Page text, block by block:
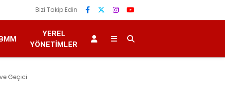
Bizi Takip Edin
YEREL
YÖNETIMLER
Geçici